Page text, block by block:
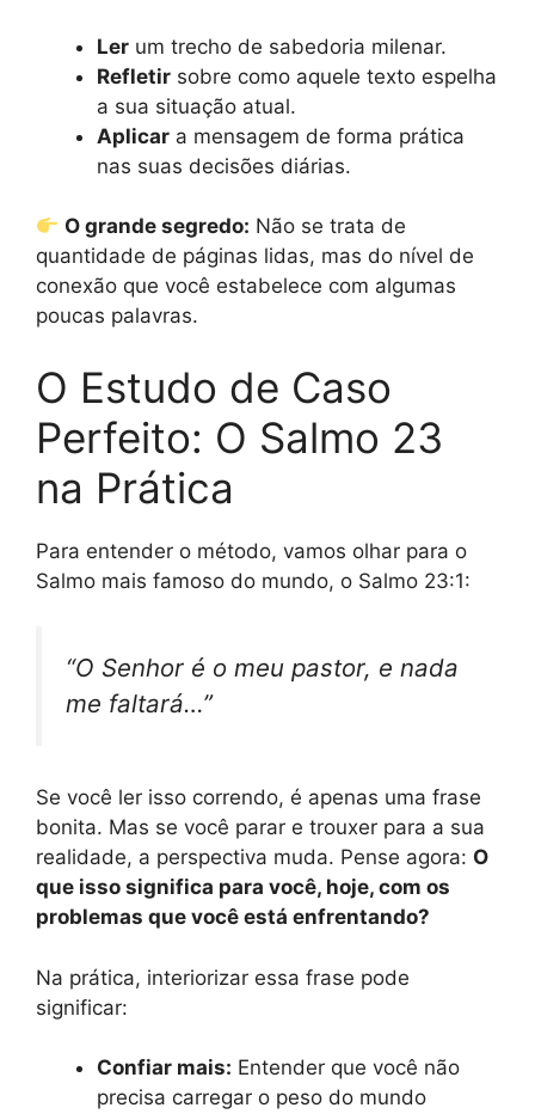
Ler um trecho de sabedoria milenar.
Refletir sobre como aquele texto espelha
a sua situação atual.
Aplicar a mensagem de forma prática
nas suas decisões diárias.
O grande segredo: Não se trata de
quantidade de páginas lidas, mas do nível de
conexão que você estabelece com algumas
poucas palavras.
O Estudo de Caso
Perfeito: O Salmo 23
na Prática
Para entender o método, vamos olhar para o
Salmo mais famoso do mundo, o Salmo 23:1:
“O Senhor é o meu pastor, e nada
me faltará…”
Se você ler isso correndo, é apenas uma frase
bonita. Mas se você parar e trouxer para a sua
realidade, a perspectiva muda. Pense agora: O
que isso significa para você, hoje, com os
problemas que você está enfrentando?
Na prática, interiorizar essa frase pode
significar:
Confiar mais: Entender que você não
precisa carregar o peso do mundo